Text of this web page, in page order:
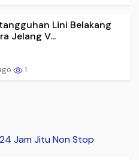
Lini Belakang
Jelang V...
1
Jam Jitu Non Stop